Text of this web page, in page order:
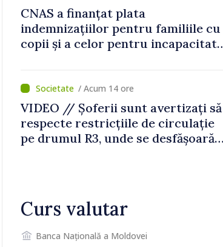
CNAS a finanțat plata
indemnizațiilor pentru familiile cu
copii și a celor pentru incapacitate
/ Acum 14 ore
VIDEO // Șoferii sunt avertizați să
respecte restricțiile de circulație
pe drumul R3, unde se desfășoară
Curs valutar
Banca Națională a Moldovei